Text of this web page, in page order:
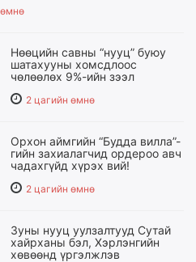
Нөөцийн савны “нууц” буюу
шатахууны хомсдлоос
чөлөөлөх 9%-ийн зээл
2 цагийн өмнө
Орхон аймгийн “Будда вилла”-
гийн захиалагчид ордероо авч
чадахгүйд хүрэх вий!
2 цагийн өмнө
Зуны нууц уулзалтууд Сутай
хайрханы бэл, Хэрлэнгийн
хөвөөнд үргэлжлэв